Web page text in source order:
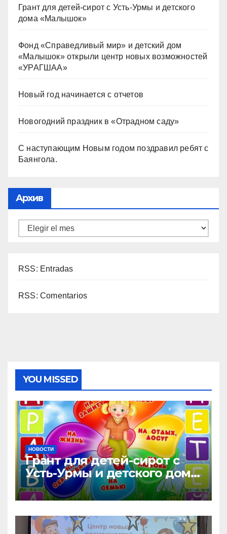
Грант для детей-сирот с Усть-Урмы и детского
дома «Малышок»
Фонд «Справедливый мир» и детский дом
«Малышок» открыли центр новых возможностей
«УРАГШАА»
Новый год начинается с отчетов
Новогодний праздник в «Отрадном саду»
С наступающим Новым годом поздравил ребят с
Баянгола.
Архив
RSS: Entradas
RSS: Comentarios
YOU MISSED
НОВОСТИ
Грант для детей-сирот с
Усть-Урмы и детского дома
«Малышок»